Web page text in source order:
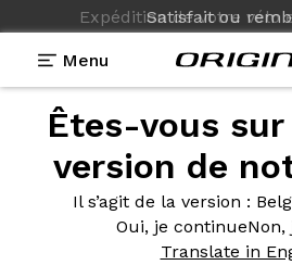
Expédition de votre vélo
Menu
Êtes-vous
version de
Il s’agit de la version :
Oui, je continueNon,
Translate in
Témoignages>Graxx GTO -
Graxx GTO-
2x12v - Prymahl